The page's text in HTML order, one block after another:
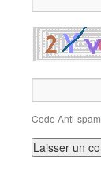
Code Anti-spam